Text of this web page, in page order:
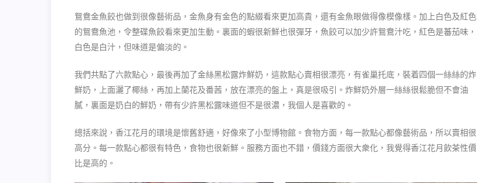
鴛鴦金魚餃也做到很像藝術品，金魚身有金色的點綴看來更加高貴，還有金魚眼做得像模像樣。加上白色及紅色
的鴛鴦魚池，令整碟魚餃看來更加生動。裏面的蝦很新鮮也很彈牙，魚餃可以加少許鴛鴦汁吃，紅色是蕃茄味，
白色是白汁，但味道是偏淡的。
我們共點了六款點心，最後再加了金絲黑松露炸鮮奶，這款點心賣相很漂亮，有雀巢托底，裝着四個一絲絲的炸
鮮奶，上面灑了椰絲，再加上蘭花及番茜，放在漂亮的盤上，真是很吸引。炸鮮奶外層一絲絲很鬆脆但不會油
膩，裏面是奶白的鮮奶，帶有少許黑松露味道但不是很濃，我個人是喜歡的。
總括來說，香江花月的環境是懷舊舒適，好像來了小型博物館。食物方面，每一款點心都像藝術品，所以賣相很
高分。每一款點心都很有特色，食物也很新鮮。服務方面也不錯，價錢方面很大衆化，我覺得香江花月飲茶性價
比是高的。